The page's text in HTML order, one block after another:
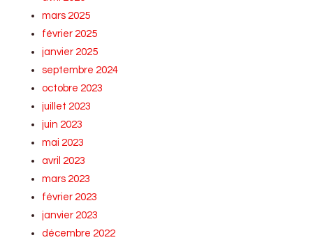
mars 2025
février 2025
janvier 2025
septembre 2024
octobre 2023
juillet 2023
juin 2023
mai 2023
avril 2023
mars 2023
février 2023
janvier 2023
décembre 2022